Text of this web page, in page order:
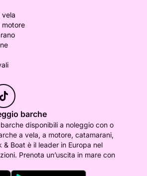
vela
motore
barche
disponibili a noleggio con o
a vela, a motore, catamarani,
& Boat è il leader in Europa nel
Prenota un’uscita in mare con